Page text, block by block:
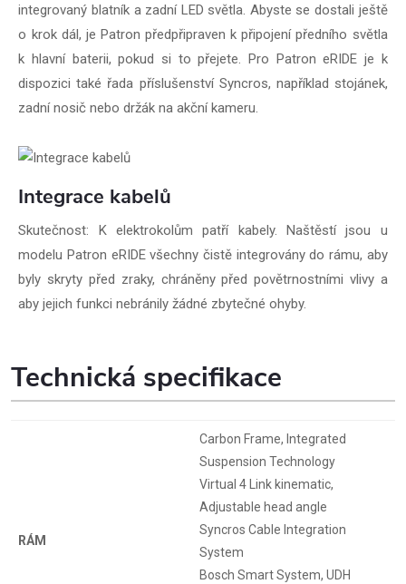
integrovaný blatník a zadní LED světla. Abyste se dostali ještě
o krok dál, je Patron předpřipraven k připojení předního světla
k hlavní baterii, pokud si to přejete. Pro Patron eRIDE je k
dispozici také řada příslušenství Syncros, například stojánek,
zadní nosič nebo držák na akční kameru.
Integrace kabelů
Skutečnost: K elektrokolům patří kabely. Naštěstí jsou u
modelu Patron eRIDE všechny čistě integrovány do rámu, aby
byly skryty před zraky, chráněny před povětrnostními vlivy a
aby jejich funkci nebránily žádné zbytečné ohyby.
Technická specifikace
RÁM
Carbon Frame, Integrated
Suspension Technology
Virtual 4 Link kinematic,
Adjustable head angle
Syncros Cable Integration
System
Bosch Smart System, UDH